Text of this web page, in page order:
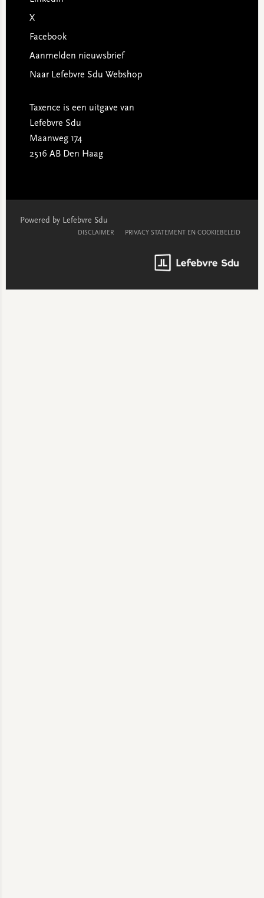
X
Facebook
Aanmelden nieuwsbrief
Naar Lefebvre Sdu Webshop
Taxence is een uitgave van
Lefebvre Sdu
Maanweg 174
2516 AB Den Haag
Powered by Lefebvre Sdu
DISCLAIMER PRIVACY STATEMENT EN COOKIEBELEID